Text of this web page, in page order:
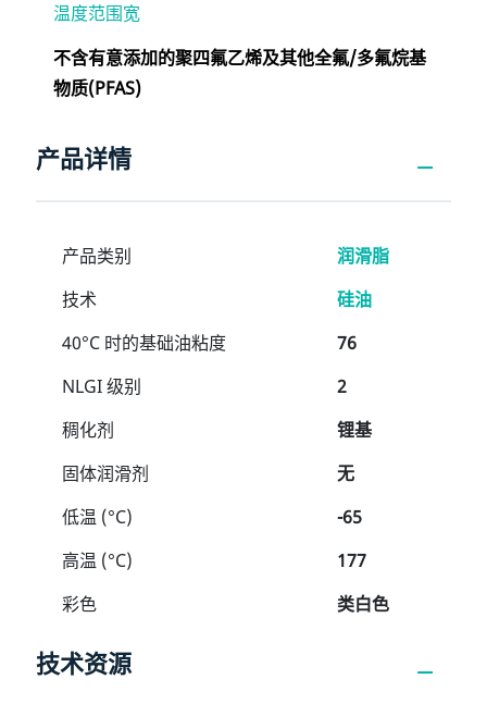
温度范围宽
不含有意添加的聚四氟乙烯及其他全氟/多氟烷基
物质(PFAS)
产品详情
产品类别
润滑脂
技术
硅油
40°C 时的基础油粘度
76
NLGI 级别
2
稠化剂
锂基
固体润滑剂
无
低温 (°C)
-65
高温 (°C)
177
彩色
类白色
技术资源